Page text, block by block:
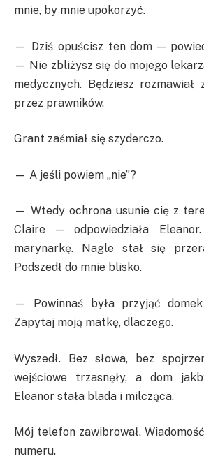
mnie, by mnie upokorzyć.
— Dziś opuścisz ten dom —
— Nie zbliżysz się do mojego
medycznych. Będziesz rozmawiał
przez prawników.
Grant zaśmiał się szyderczo.
— A jeśli powiem „nie”?
— Wtedy ochrona usunie cię z
Claire — odpowiedziała
marynarkę. Nagle stał się
Podszedł do mnie blisko.
— Powinnaś była przyjąć
Zapytaj moją matkę, dlaczego.
Wyszedł. Bez słowa, bez
wejściowe trzasnęły, a dom
Eleanor stała blada i milcząca.
Mój telefon zawibrował.
numeru.